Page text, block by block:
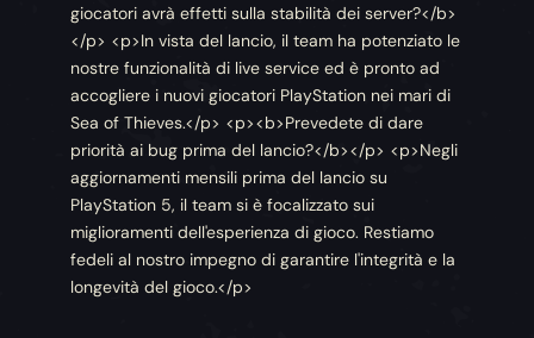
giocatori avrà effetti sulla stabilità dei server?</b>
</p> <p>In vista del lancio, il team ha potenziato le
nostre funzionalità di live service ed è pronto ad
accogliere i nuovi giocatori PlayStation nei mari di
Sea of Thieves.</p> <p><b>Prevedete di dare
priorità ai bug prima del lancio?</b></p> <p>Negli
aggiornamenti mensili prima del lancio su
PlayStation 5, il team si è focalizzato sui
miglioramenti dell'esperienza di gioco. Restiamo
fedeli al nostro impegno di garantire l'integrità e la
longevità del gioco.</p>